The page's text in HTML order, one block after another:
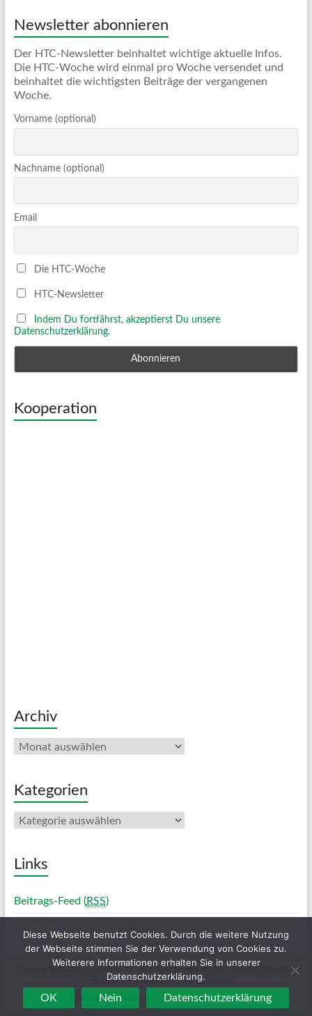
Newsletter abonnieren
Der HTC-Newsletter beinhaltet wichtige aktuelle Infos.
Die HTC-Woche wird einmal pro Woche versendet und
beinhaltet die wichtigsten Beiträge der vergangenen
Woche.
Vorname (optional)
Nachname (optional)
Email
Die HTC-Woche
HTC-Newsletter
Indem Du fortfährst, akzeptierst Du unsere
Datenschutzerklärung.
Kooperation
Archiv
Archiv
Kategorien
Kategorien
Links
Beitrags-Feed (RSS)
. Alle Rechte vorbehalten. Theme
Spacious
von ThemeGrill. Präsentiert von:WordPress
Impressum/Disclaimer
Datenschutzerklärung
Diese Webseite benutzt Cookies. Durch die weitere Nutzung
der Webseite stimmen Sie der Verwendung von Cookies zu.
Weiterere Informationen erhalten Sie in unserer
Datenschutzerklärung.
OK
Nein Datenschutzerklärung